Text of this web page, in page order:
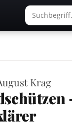
Krag